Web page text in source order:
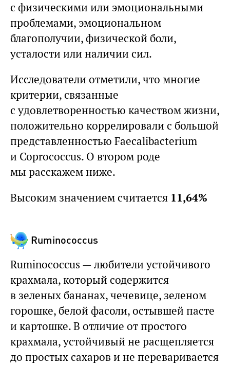
с физическими или эмоциональными
проблемами, эмоциональном
благополучии, физической боли,
усталости или наличии сил.
Исследователи отметили, что многие
критерии, связанные
с удовлетворенностью качеством жизни,
положительно коррелировали с большой
представленностью Faecalibacterium
и Coprococcus. О втором роде
мы расскажем ниже.
Высоким значением считается 11,64%
Ruminococcus
Ruminococcus — любители устойчивого
крахмала, который содержится
в зеленых бананах, чечевице, зеленом
горошке, белой фасоли, остывшей пасте
и картошке. В отличие от простого
крахмала, устойчивый не расщепляется
до простых сахаров и не переваривается